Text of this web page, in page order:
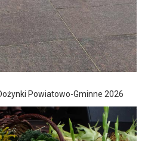
Powiatowo-Gminne 2026